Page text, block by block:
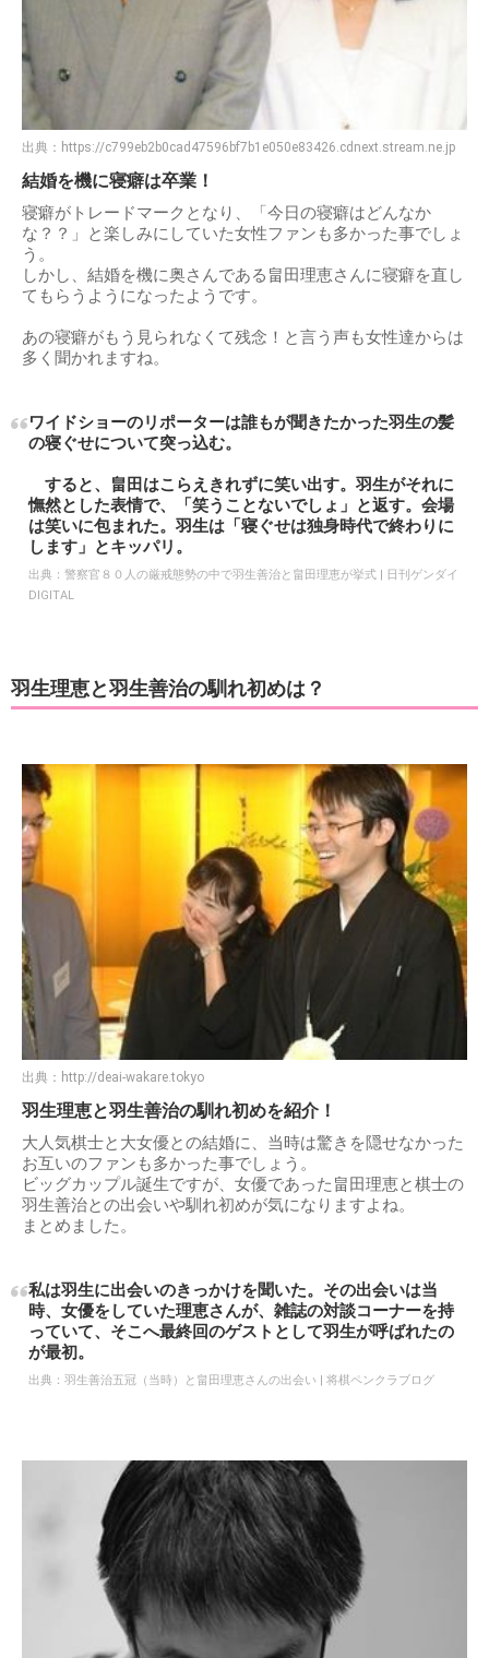
出典： https://c799eb2b0cad47596bf7b1e050e83426.cdnext.stream.ne.jp
結婚を機に寝癖は卒業！
寝癖がトレードマークとなり、「今日の寝癖はどんなか
な？？」と楽しみにしていた女性ファンも多かった事でしょ
う。
しかし、結婚を機に奥さんである畠田理恵さんに寝癖を直し
てもらうようになったようです。
あの寝癖がもう見られなくて残念！と言う声も女性達からは
多く聞かれますね。
ワイドショーのリポーターは誰もが聞きたかった羽生の髪
の寝ぐせについて突っ込む。
すると、畠田はこらえきれずに笑い出す。羽生がそれに
憮然とした表情で、「笑うことないでしょ」と返す。会場
は笑いに包まれた。羽生は「寝ぐせは独身時代で終わりに
します」とキッパリ。
出典： 警察官８０人の厳戒態勢の中で羽生善治と畠田理恵が挙式 | 日刊ゲンダイ
DIGITAL
羽生理恵と羽生善治の馴れ初めは？
出典： http://deai-wakare.tokyo
羽生理恵と羽生善治の馴れ初めを紹介！
大人気棋士と大女優との結婚に、当時は驚きを隠せなかった
お互いのファンも多かった事でしょう。
ビッグカップル誕生ですが、女優であった畠田理恵と棋士の
羽生善治との出会いや馴れ初めが気になりますよね。
まとめました。
私は羽生に出会いのきっかけを聞いた。その出会いは当
時、女優をしていた理恵さんが、雑誌の対談コーナーを持
っていて、そこへ最終回のゲストとして羽生が呼ばれたの
が最初。
出典： 羽生善治五冠（当時）と畠田理恵さんの出会い | 将棋ペンクラブログ